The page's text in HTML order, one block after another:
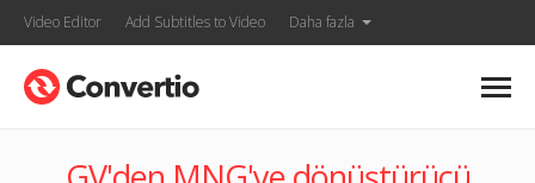
Video Editor Add Subtitles to Video Daha fazla